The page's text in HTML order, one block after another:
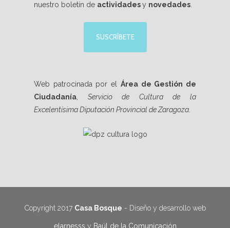
nuestro boletín de actividadesy novedades
SUSCRÍBETE
Web patrocinada por el Área de Gestión de
Ciudadanía
Servicio de Cultura de la
Excelentísima Diputación Provincial de Zaragoza
Copyright 2017 Casa Bosque - Diseño y desarrollo web
elarnesss y Baúl de la Comunicación